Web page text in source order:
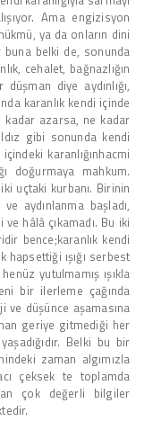
Ama engizisyon
ya da onların dini
buna belki de, sonunda
cehalet, bağnazlığın
diye aydınlığı,
karanlık kendi içinde
kadar azarsa, ne kadar
gibi sonunda kendi
karanlığınhacmi
doğurmaya mahkum.
uçtaki kurbanı. Birinin
aydınlanma başladı,
hâlâ çıkamadı. Bu iki
bence;karanlık kendi
ışığı serbest
yutulmamış ışıkla
bir ilerleme çağında
düşünce aşamasına
geriye gitmediği her
Belki bu bir
zaman algımızla
çeksek te toplamda
çok değerli bilgiler